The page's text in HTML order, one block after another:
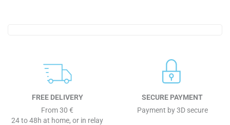
FREE DELIVERY
From 30 €
24 to 48h at home, or in relay
SECURE PAYMENT
Payment by 3D secure